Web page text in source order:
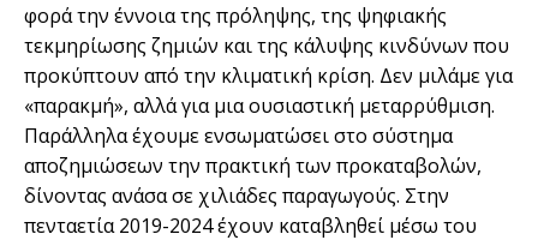
φορά την έννοια της πρόληψης, της ψηφιακής
τεκμηρίωσης ζημιών και της κάλυψης κινδύνων που
προκύπτουν από την κλιματική κρίση. Δεν μιλάμε για
«παρακμή», αλλά για μια ουσιαστική μεταρρύθμιση.
Παράλληλα έχουμε ενσωματώσει στο σύστημα
αποζημιώσεων την πρακτική των προκαταβολών,
δίνοντας ανάσα σε χιλιάδες παραγωγούς. Στην
πενταετία 2019-2024 έχουν καταβληθεί μέσω του